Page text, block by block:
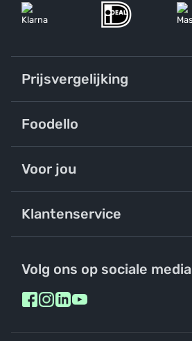
Prijsvergelijking
Foodello
Voor jou
Klantenservice
Volg ons op sociale media